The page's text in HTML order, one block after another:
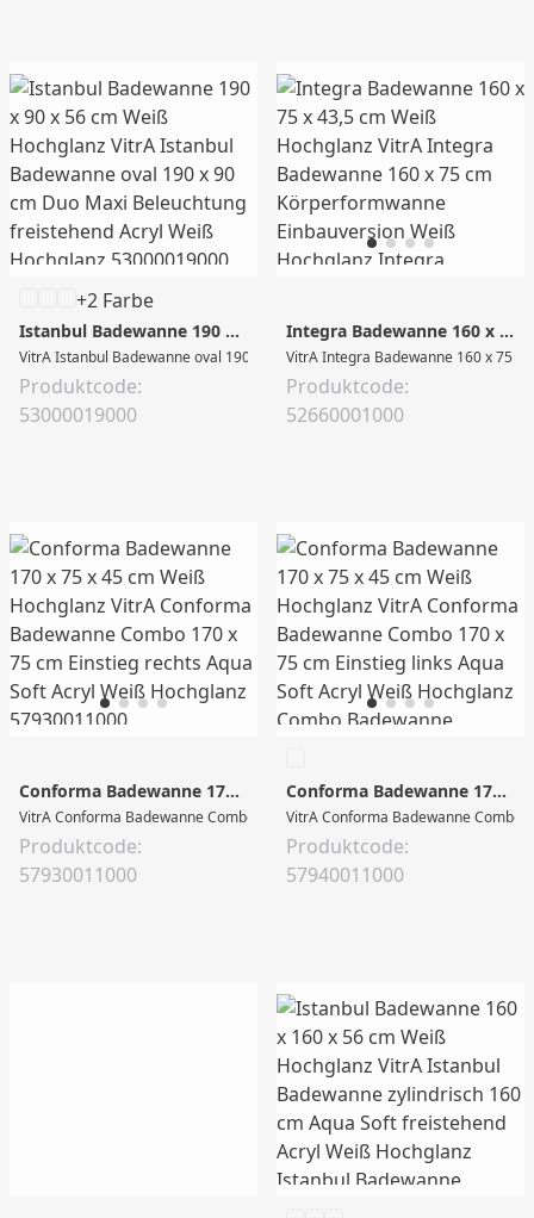
+2 Farbe
Istanbul Badewanne 190 x 90 x 56 cm Weiß Hochglanz
VitrA Istanbul Badewanne oval 190 x 90 cm Duo Maxi Beleuchtung
Produktcode:
53000019000
Integra Badewanne 160 x 75 x 43,5 cm Weiß Hochglanz
VitrA Integra Badewanne 160 x 75
Produktcode:
52660001000
Conforma Badewanne 170 x 75 x 45 cm Weiß Hochglanz
VitrA Conforma Badewanne Combo 170 x 75 cm Einstieg rechts Aqua Soft
Produktcode:
57930011000
Conforma Badewanne 170 x 75 x 45 cm Weiß Hochglanz
VitrA Conforma Badewanne Combo
Produktcode:
57940011000